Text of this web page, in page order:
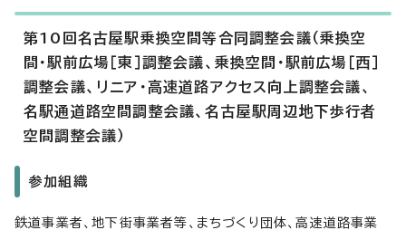
第10回名古屋駅乗換空間等合同調整会議（乗換空
間・駅前広場［東］調整会議、乗換空間・駅前広場［西］
調整会議、リニア・高速道路アクセス向上調整会議、
名駅通道路空間調整会議、名古屋駅周辺地下歩行者
空間調整会議）
参加組織
鉄道事業者、地下街事業者等、まちづくり団体、高速道路事業